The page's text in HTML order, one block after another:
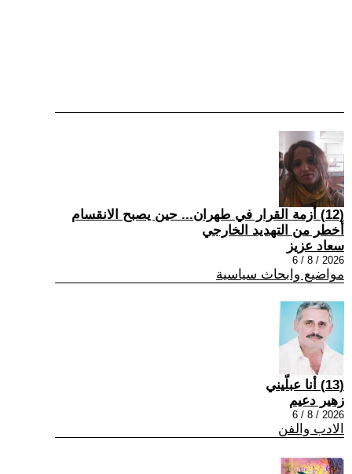
(12) أزمة القرار في طهران... حين يصبح الانقسام
أخطر من التهديد الخارجي
سعاد عزيز
2026 / 8 / 6
مواضيع وابحاث سياسية
(13) أنا عبلّيني
زهير دعيم
2026 / 8 / 6
الادب والفن